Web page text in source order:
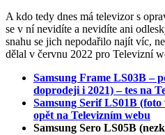
A kdo tedy dnes má televizor s
se v ní nevidíte a nevidíte ani
snahu se jich nepodařilo najít víc,
dělal v červnu 2022 pro Televizní
Samsung Frame LS03B –
doprodeji i 2021) – tes na
Samsung Serif LS01B
opět na Televizním webu
Samsung Sero LS05B